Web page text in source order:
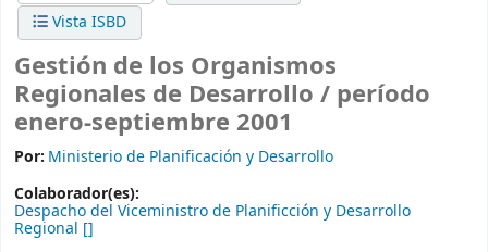
Vista ISBD
Gestión de los Organismos
Regionales de Desarrollo / período
enero-septiembre 2001
Por: Ministerio de Planificación y Desarrollo
Colaborador(es):
Despacho del Viceministro de Planificción y Desarrollo
Regional []